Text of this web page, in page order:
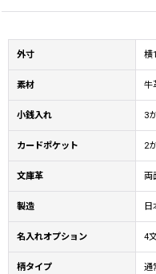
外寸 横
素材 牛
小銭入れ 3
カードポケット 2
文庫革 両
製造
名入れオプション 4
柄タイプ 通